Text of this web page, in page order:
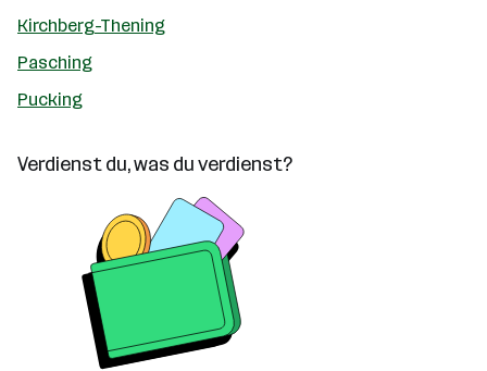
Kirchberg-Thening
Pasching
Pucking
Verdienst du, was du verdienst?